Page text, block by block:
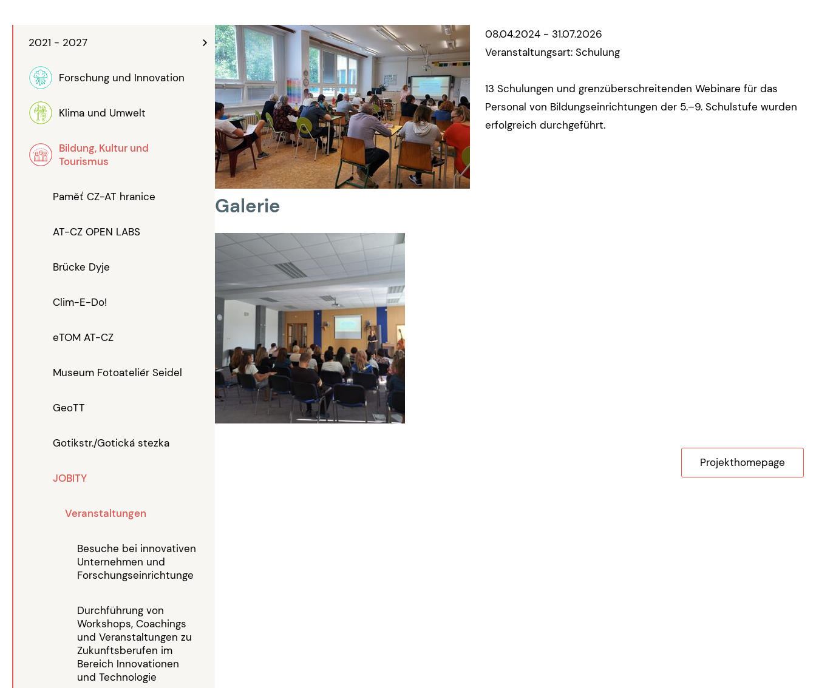
2021 - 2027
Forschung und Innovation
Klima und Umwelt
Bildung, Kultur und
Tourismus
Paměť CZ-AT hranice
AT-CZ OPEN LABS
Brücke Dyje
Clim-E-Do!
eTOM AT-CZ
Museum Fotoateliér Seidel
GeoTT
Gotikstr./Gotická stezka
JOBITY
Veranstaltungen
Besuche bei innovativen
Unternehmen und
Forschungseinrichtunge
Durchführung von
Workshops, Coachings
und Veranstaltungen zu
Zukunftsberufen im
Bereich Innovationen
und Technologie
08.04.2024 - 31.07.2026
Veranstaltungsart: Schulung
13 Schulungen und grenzüberschreitenden Webinare für das
Personal von Bildungseinrichtungen der 5.–9. Schulstufe wurden
erfolgreich durchgeführt.
Galerie
Projekthomepage